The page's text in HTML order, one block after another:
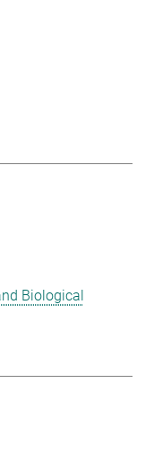
Biological